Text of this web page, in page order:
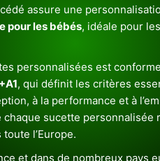
assure une
pour les bébés, idéale pour
personnalisées est
, qui définit les critères
à la performance et à
sucette personnalisée
l’Europe.
et dans de nombreux pays